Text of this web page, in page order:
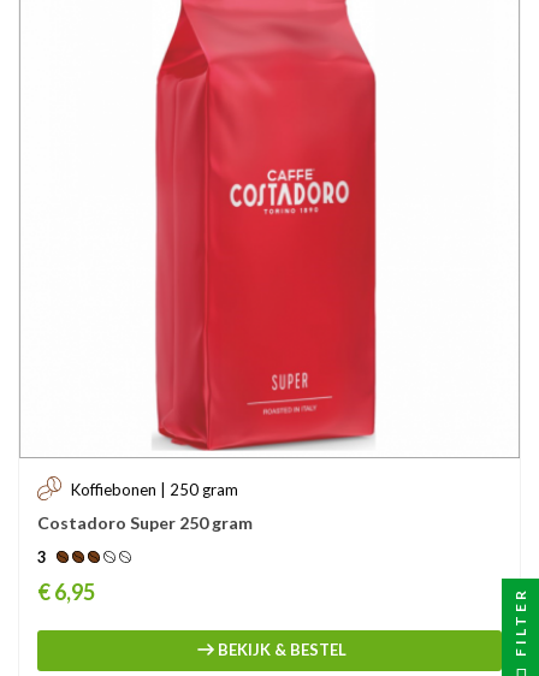
Koffiebonen | 250 gram
Costadoro Super 250 gram
3
Prijs
€ 6,95
BEKIJK & BESTEL FILTER